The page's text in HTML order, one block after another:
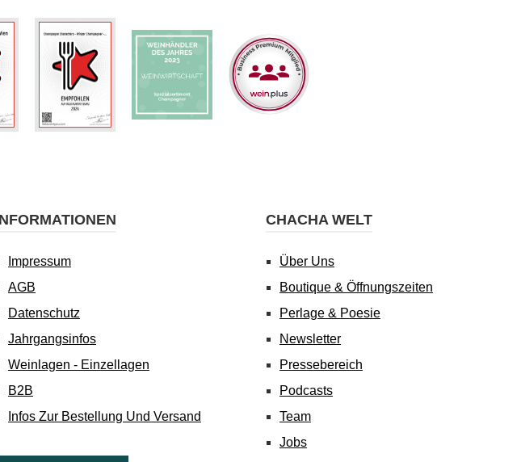
Impressum
AGB
Datenschutz
Jahrgangsinfos
Weinlagen - Einzellagen
B2B
Infos Zur Bestellung Und Versand
CHACHA WELT
Über Uns
Boutique & Öffnungszeiten
Perlage & Poesie
Newsletter
Pressebereich
Podcasts
Team
Jobs